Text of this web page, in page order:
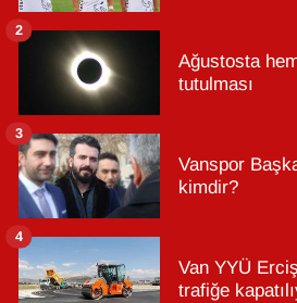
Ağustosta
tutulması
2
Vanspor
kimdir?
3
Van YYÜ
trafiğe
4